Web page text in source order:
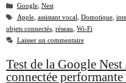
Catégories
Google, Nest
Étiquettes
Apple, assistant vocal Domotique,
objets connectés réseau Wi-Fi
Laisser un commentaire
Test de la Google
connectée performante